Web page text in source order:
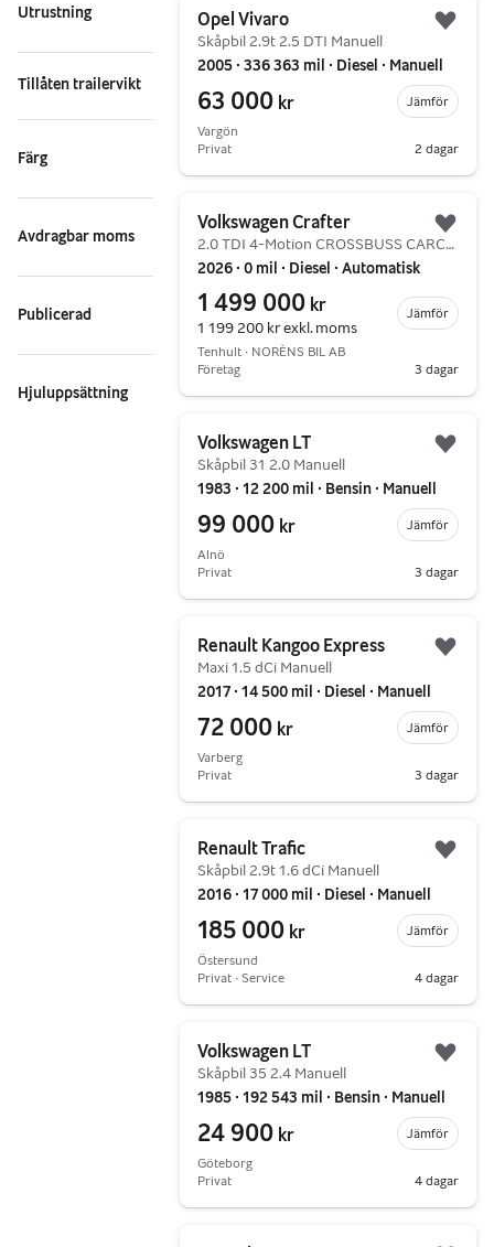
Utrustning
Tillåten trailervikt
Färg
Avdragbar moms
Publicerad
Hjuluppsättning
Opel Vivaro
Skåpbil 2.9t 2.5 DTI Manuell
2005 ∙ 336 363 mil ∙ Diesel ∙ Manuell
63 000 kr
Jämför
Vargön
Privat
2 dagar
Volkswagen Crafter
2.0 TDI 4-Motion CROSSBUSS CARCON 5-SITS MOMS/LEASBAR
2026 ∙ 0 mil ∙ Diesel ∙ Automatisk
1 499 000 kr
1 199 200 krexkl. moms
Jämför
Tenhult ∙ NORÈNS BIL AB
Företag
3 dagar
Volkswagen LT
Skåpbil 31 2.0 Manuell
1983 ∙ 12 200 mil ∙ Bensin ∙ Manuell
99 000 kr
Jämför
Alnö
Privat
3 dagar
Renault Kangoo Express
Maxi 1.5 dCi Manuell
2017 ∙ 14 500 mil ∙ Diesel ∙ Manuell
72 000 kr
Jämför
Varberg
Privat
3 dagar
Renault Trafic
Skåpbil 2.9t 1.6 dCi Manuell
2016 ∙ 17 000 mil ∙ Diesel ∙ Manuell
185 000 kr
Jämför
Östersund
Privat ∙ Service
4 dagar
Volkswagen LT
Skåpbil 35 2.4 Manuell
1985 ∙ 192 543 mil ∙ Bensin ∙ Manuell
24 900 kr
Jämför
Göteborg
Privat
4 dagar